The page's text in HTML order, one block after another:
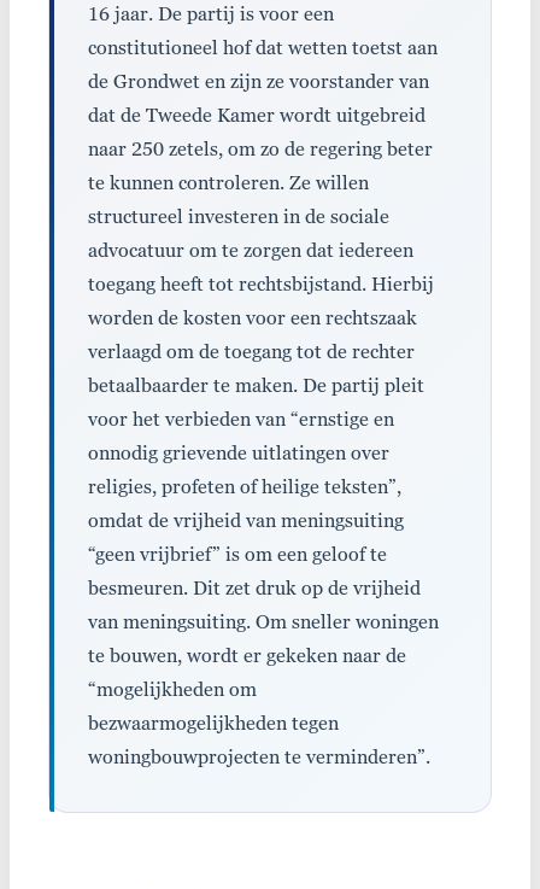
16 jaar. De partij is voor een
constitutioneel hof dat wetten toetst aan
de Grondwet en zijn ze voorstander van
dat de Tweede Kamer wordt uitgebreid
naar 250 zetels, om zo de regering beter
te kunnen controleren. Ze willen
structureel investeren in de sociale
advocatuur om te zorgen dat iedereen
toegang heeft tot rechtsbijstand. Hierbij
worden de kosten voor een rechtszaak
verlaagd om de toegang tot de rechter
betaalbaarder te maken. De partij pleit
voor het verbieden van “ernstige en
onnodig grievende uitlatingen over
religies, profeten of heilige teksten”,
omdat de vrijheid van meningsuiting
“geen vrijbrief” is om een geloof te
besmeuren. Dit zet druk op de vrijheid
van meningsuiting. Om sneller woningen
te bouwen, wordt er gekeken naar de
“mogelijkheden om
bezwaarmogelijkheden tegen
woningbouwprojecten te verminderen”.